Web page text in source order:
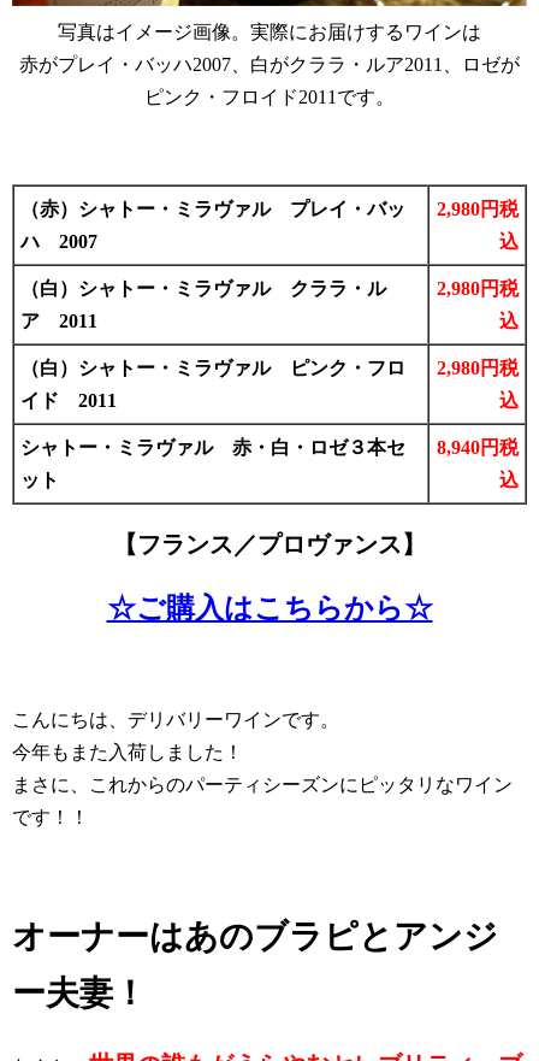
写真はイメージ画像。実際にお届けするワインは
赤がプレイ・バッハ2007、白がクララ・ルア2011、ロゼが
ピンク・フロイド2011です。
（赤）シャトー・ミラヴァル プレイ・バッ
ハ 2007
2,980円税
込
（白）シャトー・ミラヴァル クララ・ル
ア 2011
2,980円税
込
（白）シャトー・ミラヴァル ピンク・フロ
イド 2011
2,980円税
込
シャトー・ミラヴァル 赤・白・ロゼ３本セ
ット
8,940円税
込
【フランス／プロヴァンス】
☆ご購入はこちらから☆
こんにちは、デリバリーワインです。
今年もまた入荷しました！
まさに、これからのパーティシーズンにピッタリなワイン
です！！
オーナーはあのブラピとアンジ
ー夫妻！